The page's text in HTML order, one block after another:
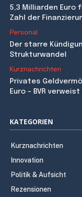
5,3 Milliarden
Zahl der
Personal
Der starre
Strukturwandel
Kurznachrichten
Privates
Euro – BVR
KATEGORIEN
Kurznachrichten
Innovation
Politik & Aufsicht
Rezensionen